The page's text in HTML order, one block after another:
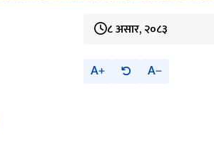
८ असार, २०८३
A A